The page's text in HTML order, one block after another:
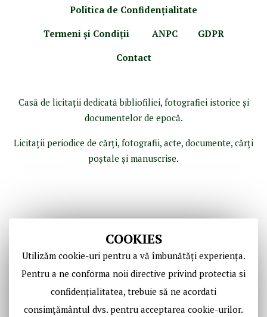
COOKIES
Utilizăm cookie-uri pentru a vă îmbunătăți experiența.
Pentru a ne conforma noii directive privind protectia si
confidențialitatea, trebuie să ne acordati
consimțământul dvs. pentru acceptarea cookie-urilor.
Politica de Confidenţialitate
Termeni şi Condiţii
ANPC
GDPR
Contact
Casă de licitaţii dedicată bibliofiliei, fotografiei istorice şi
documentelor de epocă.
Licitaţii periodice de cărţi, fotografii, acte, documente, cărţi
poştale şi manuscrise.
Copyright © Casa de Licitaţii Historic SRL